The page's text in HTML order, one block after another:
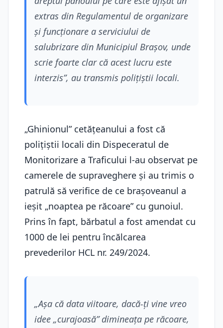
extras din Regulamentul de organizare
şi funcţionare a serviciului de
salubrizare din Municipiul Brașov, unde
scrie foarte clar că acest lucru este
interzis”, au transmis polițiștii locali.
„Ghinionul” cetățeanului a fost că
polițiștii locali din Dispeceratul de
Monitorizare a Traficului l-au observat pe
camerele de supraveghere și au trimis o
patrulă să verifice de ce brașoveanul a
ieșit „noaptea pe răcoare” cu gunoiul.
Prins în fapt, bărbatul a fost amendat cu
1000 de lei pentru încălcarea
prevederilor HCL nr. 249/2024.
„Așa că data viitoare, dacă-ți vine vreo
idee „curajoasă” dimineața pe răcoare,